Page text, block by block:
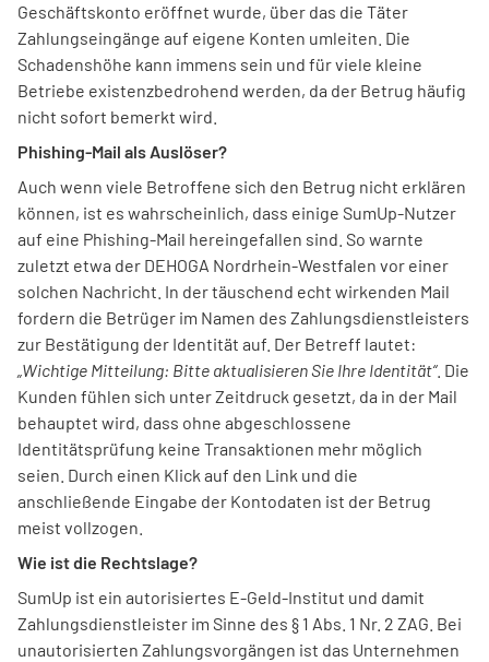
Geschäftskonto eröffnet wurde, über das die Täter
Zahlungseingänge auf eigene Konten umleiten. Die
Schadenshöhe kann immens sein und für viele kleine
Betriebe existenzbedrohend werden, da der Betrug häufig
nicht sofort bemerkt wird.
Phishing-Mail als Auslöser?
Auch wenn viele Betroffene sich den Betrug nicht erklären
können, ist es wahrscheinlich, dass einige SumUp-Nutzer
auf eine Phishing-Mail hereingefallen sind. So warnte
zuletzt etwa der DEHOGA Nordrhein-Westfalen vor einer
solchen Nachricht. In der täuschend echt wirkenden Mail
fordern die Betrüger im Namen des Zahlungsdienstleisters
zur Bestätigung der Identität auf. Der Betreff lautet:
„Wichtige Mitteilung: Bitte aktualisieren Sie Ihre Identität“. Die
Kunden fühlen sich unter Zeitdruck gesetzt, da in der Mail
behauptet wird, dass ohne abgeschlossene
Identitätsprüfung keine Transaktionen mehr möglich
seien. Durch einen Klick auf den Link und die
anschließende Eingabe der Kontodaten ist der Betrug
meist vollzogen.
Wie ist die Rechtslage?
SumUp ist ein autorisiertes E-Geld-Institut und damit
Zahlungsdienstleister im Sinne des § 1 Abs. 1 Nr. 2 ZAG. Bei
unautorisierten Zahlungsvorgängen ist das Unternehmen